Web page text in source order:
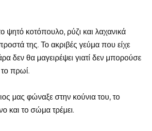
ψητό κοτόπουλο, ρύζι και λαχανικά
της. Το ακριβές γεύμα που είχε
δεν θα μαγειρέψει γιατί δεν μπορούσε
το πρωί.
μας φώναξε στην κούνια του, το
και το σώμα τρέμει.